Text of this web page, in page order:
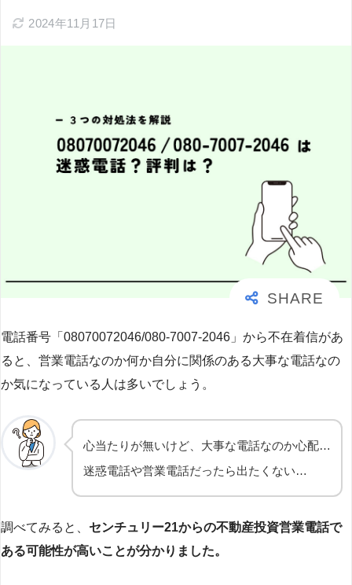
2024年11月17日
電話番号「08070072046/080-7007-2046」から不在着信があ
ると、営業電話なのか何か自分に関係のある大事な電話なの
か気になっている人は多いでしょう。
心当たりが無いけど、大事な電話なのか心配…
迷惑電話や営業電話だったら出たくない…
調べてみると、 センチュリー21からの不動産投資営業電話で
ある可能性が高いことが分かりました。